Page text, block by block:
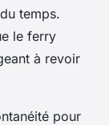
temps.
le ferry
à revoir
pour